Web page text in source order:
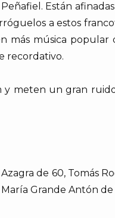
Están
a estos
música popular
recordativo.
meten un gran
de 60, Tomás
Grande Antón de